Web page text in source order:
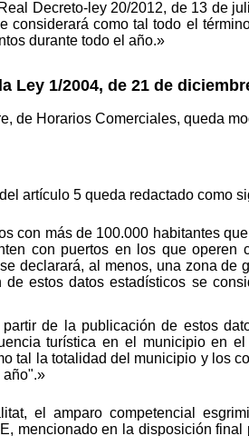
Decreto-ley 20/2012, de 13 de
considerará como tal todo el
durante todo el año.»
1/2004, de 21 de
de Horarios Comerciales, queda
artículo 5 queda redactado como
con más de 100.000 habitantes
con puertos en los que
declarará, al menos, una zona
de estos datos estadísticos se
de la publicación de estos
turística en el municipio en
tal la totalidad del municipio y los
año".»
el amparo competencial
mencionado en la disposición